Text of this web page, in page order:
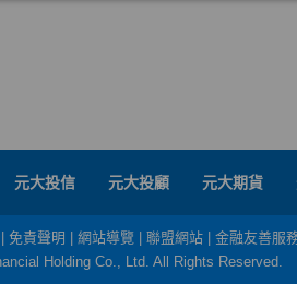
元大投信 元大投顧 元大期貨
免責聲明 網站導覽 聯盟網站
金融友善服
Holding Co., Ltd. All Rights Reserved.